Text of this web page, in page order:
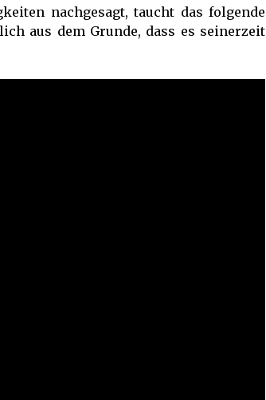
nachgesagt, taucht das folgende
aus dem Grunde, dass es seinerzeit